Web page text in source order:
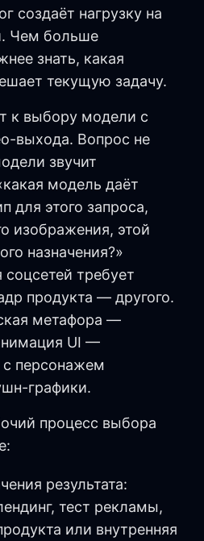
создаёт нагрузку на
Чем больше
знать, какая
текущую задачу.
к выбору модели с
выхода. Вопрос не
звучит
модель даёт
для этого запроса,
изображения, этой
назначения?»
требует
продукта — другого.
метафора —
UI —
с персонажем
графики.
процесс выбора
результата:
тест рекламы,
или внутренняя